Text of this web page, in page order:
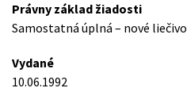
Právny základ žiadosti
Samostatná úplná – nové liečivo
Vydané
10.06.1992